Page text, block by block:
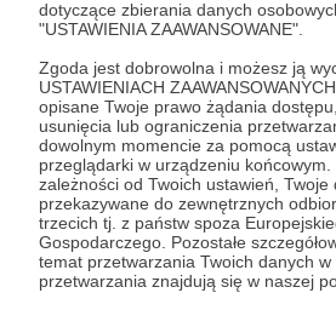
dotyczące zbierania danych
"USTAWIENIA ZAAWANSOWANE".
Zgoda jest dobrowolna i możesz ją
USTAWIENIACH
opisane Twoje prawo żądania
usunięcia lub ograniczenia
dowolnym momencie za pomocą
przeglądarki w urządzeniu
zależności od Twoich ustawień, Twoje
przekazywane do zewnętrznych
trzecich tj. z państw spoza
Gospodarczego. Pozostałe
temat przetwarzania Twoich danych w
przetwarzania znajdują się w naszej
Magazyn Anity
Zobacz profil
Zobacz również